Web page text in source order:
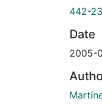
442-
Date
2005-